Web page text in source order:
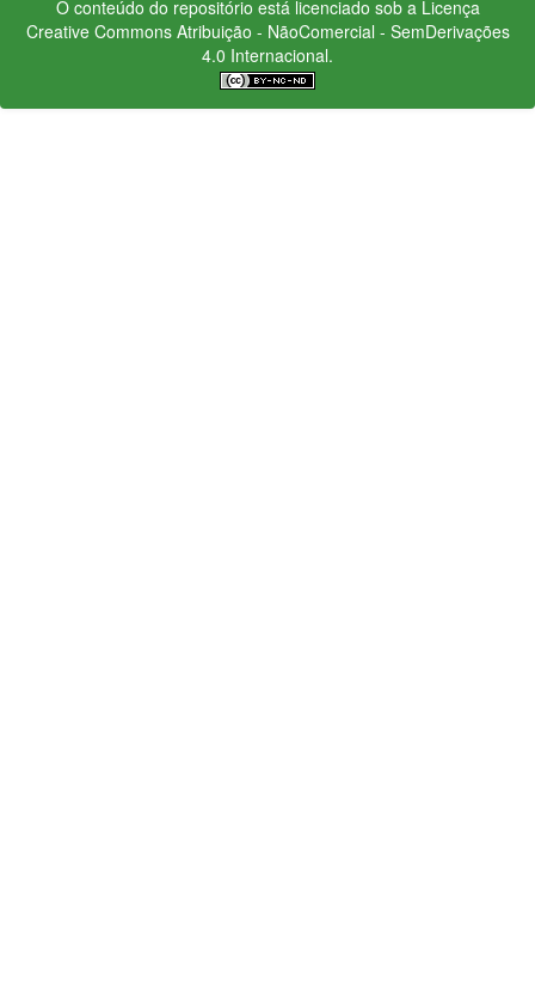
O conteúdo do repositório está licenciado sob a Licença
Creative CommonsAtribuição - NãoComercial - SemDerivações
4.0 Internacional.